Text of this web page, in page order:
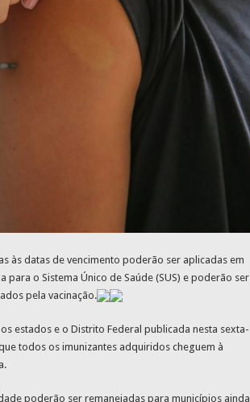
às datas de vencimento poderão ser aplicadas em
o Sistema Único de Saúde (SUS) e poderão ser
pela vacinação.
estados e o Distrito Federal publicada nesta sexta-
todos os imunizantes adquiridos cheguem à
poderão ser remanejadas para municípios ainda